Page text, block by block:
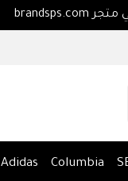
اهلا بكم في متجر brandsps.com
Columbia
Adidas